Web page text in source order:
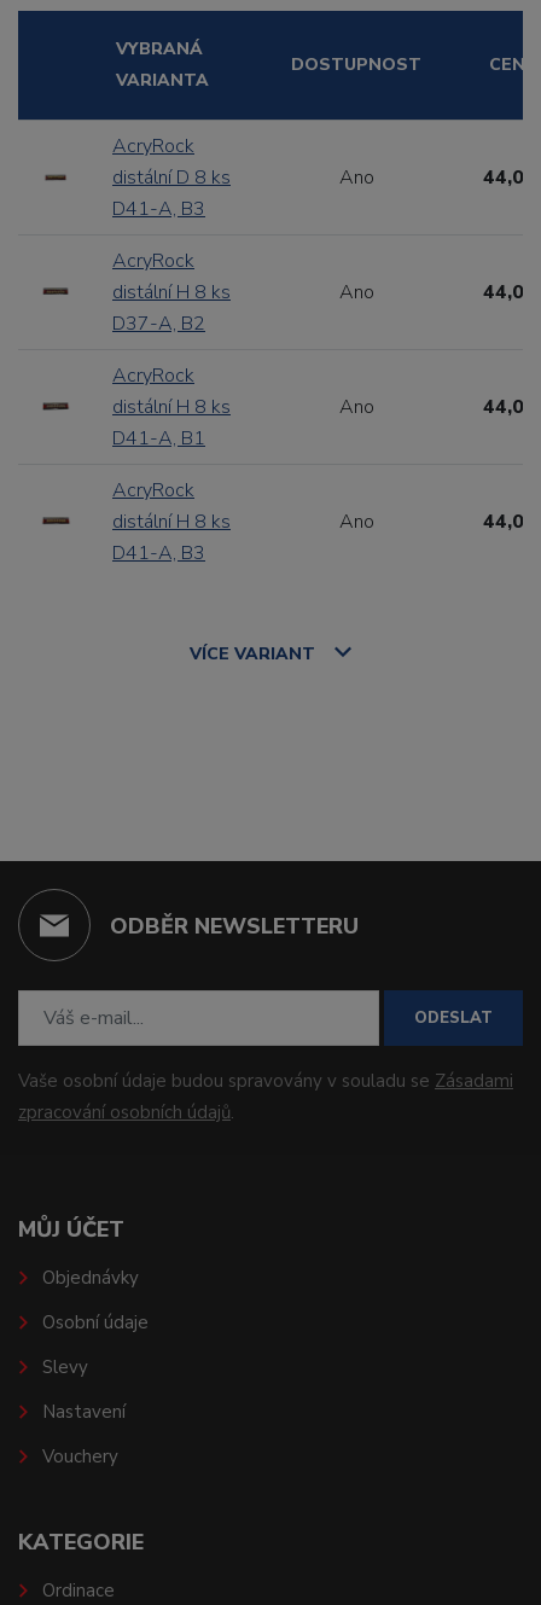
VYBRANÁ
VARIANTA
DOSTUPNOST CENA
AcryRock
distální D 8 ks
D41-A, B3
Ano 44,00
AcryRock
distální H 8 ks
D37-A, B2
Ano 44,00
AcryRock
distální H 8 ks
D41-A, B1
Ano 44,00
AcryRock
distální H 8 ks
D41-A, B3
Ano 44,00
VÍCE VARIANT
ODBĚR NEWSLETTERU
ODESLAT
Vaše osobní údaje budou spravovány v souladu se Zásadami
zpracování osobních údajů.
MŮJ ÚČET
Objednávky
Osobní údaje
Slevy
Nastavení
Vouchery
KATEGORIE
Ordinace